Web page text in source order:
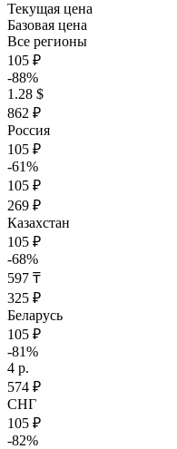
Текущая цена
Базовая цена
Все регионы
105 ₽
-88%
1.28 $
862 ₽
Россия
105 ₽
-61%
105 ₽
269 ₽
Казахстан
105 ₽
-68%
597 ₸
325 ₽
Беларусь
105 ₽
-81%
4 р.
574 ₽
СНГ
105 ₽
-82%